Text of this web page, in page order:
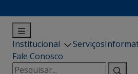
Institucional Serviços
Fale Conosco
Pesquisar